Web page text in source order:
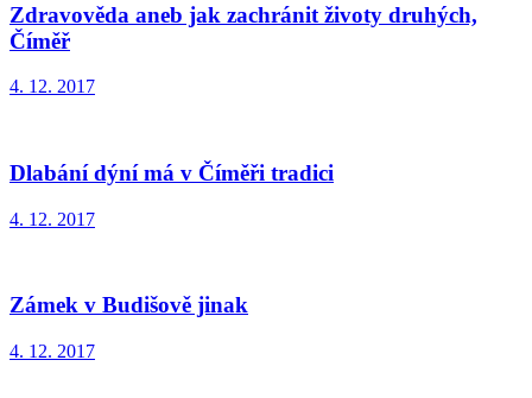
Zdravověda aneb jak zachránit životy druhých,
Číměř
4. 12. 2017
Dlabání dýní má v Číměři tradici
4. 12. 2017
Zámek v Budišově jinak
4. 12. 2017